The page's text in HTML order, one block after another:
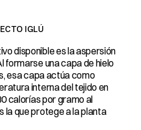
IGLÚ
disponible es la aspersión
formarse una capa de hielo
esa capa actúa como
interna del tejido en
calorías por gramo al
la que protege a la planta